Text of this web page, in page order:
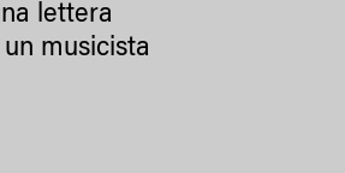
lettera
musicista